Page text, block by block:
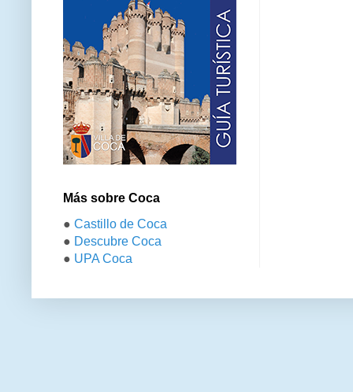
Más sobre Coca
● Castillo de Coca
● Descubre Coca
● UPA Coca